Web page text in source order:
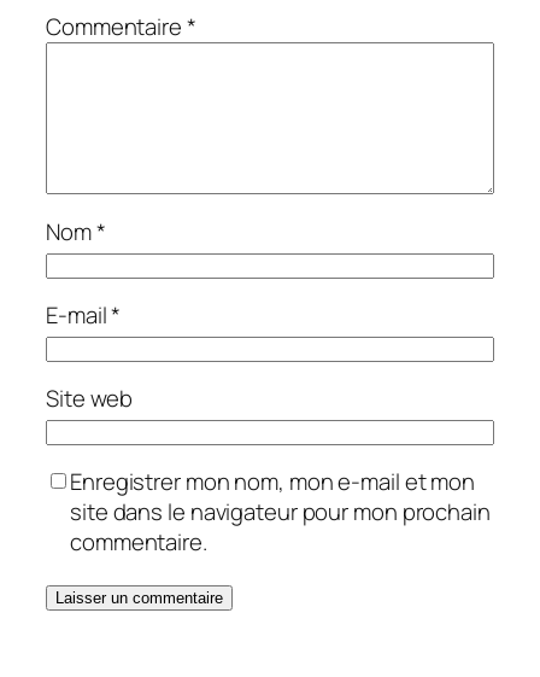
Commentaire*
Nom*
E-mail*
Site web
Enregistrer mon nom, mon e-mail et mon
site dans le navigateur pour mon prochain
commentaire.